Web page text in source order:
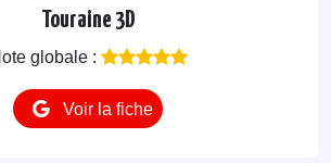
Touraine 3D
globale :
Voir la fiche